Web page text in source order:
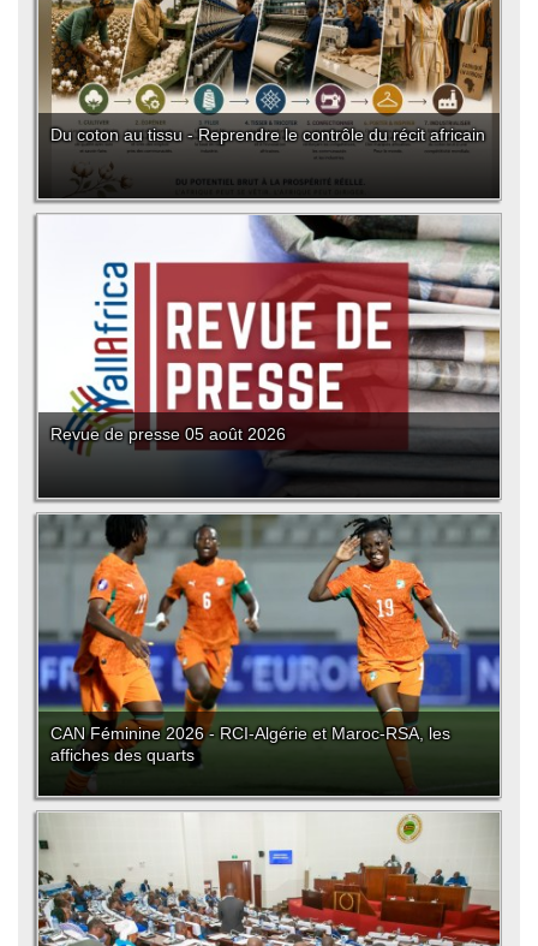
Du coton au tissu - Reprendre le contrôle du récit africain
Revue de presse 05 août 2026
CAN Féminine 2026 - RCI-Algérie et Maroc-RSA, les
affiches des quarts